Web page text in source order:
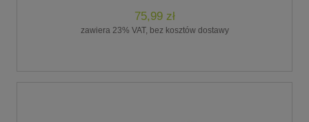
75,99 zł
zawiera 23% VAT, bez kosztów dostawy